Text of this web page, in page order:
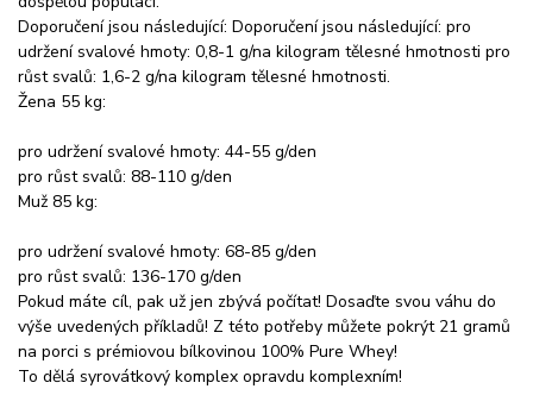
Doporučení jsou následující: Doporučení jsou následující: pro
udržení svalové hmoty: 0,8-1 g/na kilogram tělesné hmotnosti pro
růst svalů: 1,6-2 g/na kilogram tělesné hmotnosti.
Žena 55 kg:
pro udržení svalové hmoty: 44-55 g/den
pro růst svalů: 88-110 g/den
Muž 85 kg:
pro udržení svalové hmoty: 68-85 g/den
pro růst svalů: 136-170 g/den
Pokud máte cíl, pak už jen zbývá počítat! Dosaďte svou váhu do
výše uvedených příkladů! Z této potřeby můžete pokrýt 21 gramů
na porci s prémiovou bílkovinou 100% Pure Whey!
To dělá syrovátkový komplex opravdu komplexním!